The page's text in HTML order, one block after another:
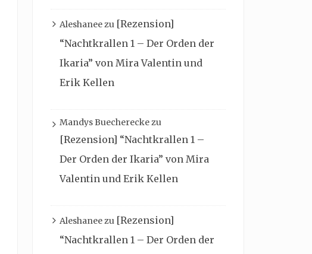
Aleshaneezu [Rezension]
“Nachtkrallen 1 – Der Orden der
Ikaria” von Mira Valentin und
Erik Kellen
Mandys Buechereckezu
[Rezension] “Nachtkrallen 1 –
Der Orden der Ikaria” von Mira
Valentin und Erik Kellen
Aleshaneezu [Rezension]
“Nachtkrallen 1 – Der Orden der